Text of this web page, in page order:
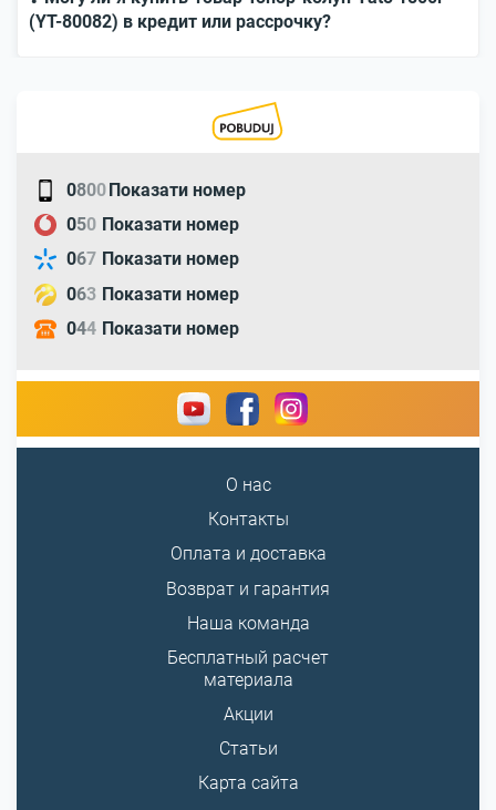
(YT-80082) в кредит или рассрочку?
0800Показати номер
050 Показати номер
067 Показати номер
063 Показати номер
044 Показати номер
О нас
Контакты
Оплата и доставка
Возврат и гарантия
Наша команда
Бесплатный расчет
материала
Акции
Статьи
Карта сайта